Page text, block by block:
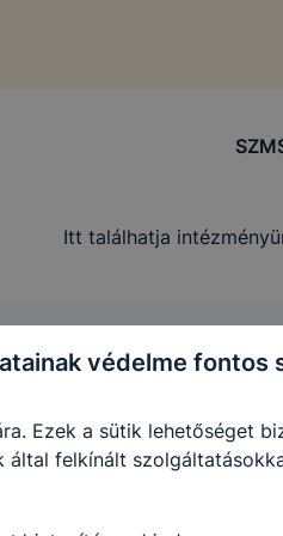
Itt találhatja
védelme fontos
k érvényességi ideje
a munkamenet végeztével,
elősegítő “maradandó sütik”
k segítségével a honlap
önmagukban nem
tárolt
Ezek a sütik lehetőséget
által felkínált